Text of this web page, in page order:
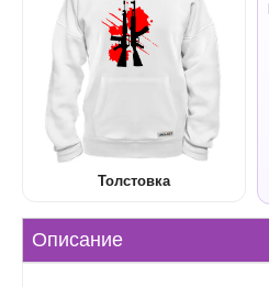
Толстовка
Описание